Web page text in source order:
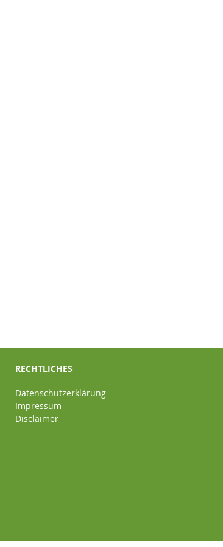
RECHTLICHES
Datenschutzerklärung
Impressum
Disclaimer